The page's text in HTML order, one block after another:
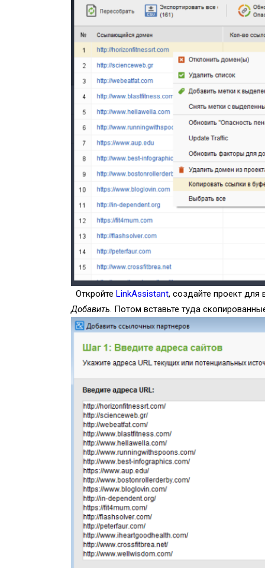
Откройте LinkAssistant, создайте проект для
Добавить. Потом вставьте туда